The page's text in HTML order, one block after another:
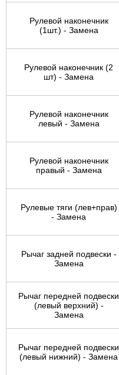
Рулевой наконечник
(1шт.) - Замена
Рулевой наконечник (2
шт) - Замена
Рулевой наконечник
левый - Замена
Рулевой наконечник
правый - Замена
Рулевые тяги (лев+прав)
- Замена
Рычаг задней подвески -
Замена
Рычаг передней подвески
(левый верхний) -
Замена
Рычаг передней подвески
(левый нижний) - Замена